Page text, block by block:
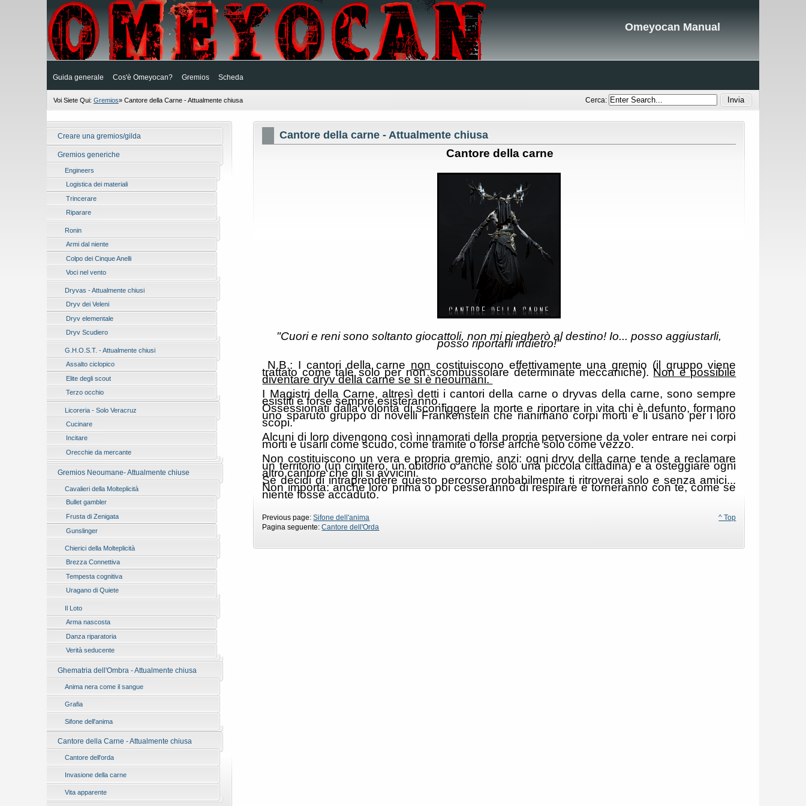
Omeyocan Manual
Guida generale Cos'è Omeyocan? Gremios Scheda
Cerca:
Voi Siete Qui: Gremios» Cantore della Carne - Attualmente chiusa
Creare una gremios/gilda
Gremios generiche
Engineers
Logistica dei materiali
Trincerare
Riparare
Ronin
Armi dal niente
Colpo dei Cinque Anelli
Voci nel vento
Dryvas - Attualmente chiusi
Dryv dei Veleni
Dryv elementale
Dryv Scudiero
G.H.O.S.T. - Attualmente chiusi
Assalto ciclopico
Elite degli scout
Terzo occhio
Licoreria - Solo Veracruz
Cucinare
Incitare
Orecchie da mercante
Gremios Neoumane- Attualmente chiuse
Cavalieri della Molteplicità
Bullet gambler
Frusta di Zenigata
Gunslinger
Chierici della Molteplicità
Brezza Connettiva
Tempesta cognitiva
Uragano di Quiete
Il Loto
Arma nascosta
Danza riparatoria
Verità seducente
Ghematria dell'Ombra - Attualmente chiusa
Anima nera come il sangue
Grafia
Sifone dell'anima
Cantore della Carne - Attualmente chiusa
Cantore dell'orda
Invasione della carne
Vita apparente
Cantore della carne - Attualmente chiusa
Cantore della carne
"Cuori e reni sono soltanto giocattoli, non mi piegherò al destino! Io... posso aggiustarli,
posso riportarli indietro!"
N.B.: I cantori della carne non costituiscono effettivamente una gremio (il gruppo viene
trattato come tale solo per non scombussolare determinate meccaniche).Non è possibile
diventare dryv della carne se si è neoumani.
I Magistri della Carne, altresì detti i cantori della carne o dryvas della carne, sono sempre
esistiti e forse sempre esisteranno...
Ossessionati dalla volontà di sconfiggere la morte e riportare in vita chi è defunto, formano
uno sparuto gruppo di novelli Frankenstein che rianimano corpi morti e li usano per i loro
scopi.
Alcuni di loro divengono così innamorati della propria perversione da voler entrare nei corpi
morti e usarli come scudo, come tramite o forse anche solo come vezzo.
Non costituiscono un vera e propria gremio, anzi: ogni dryv della carne tende a reclamare
un territorio (un cimitero, un obitorio o anche solo una piccola cittadina) e a osteggiare ogni
altro cantore che gli si avvicini.
Se decidi di intraprendere questo percorso probabilmente ti ritroverai solo e senza amici...
Non importa: anche loro prima o poi cesseranno di respirare e torneranno con te, come se
niente fosse accaduto.
^ Top
Previous page:Sifone dell'anima
Pagina seguente:Cantore dell'Orda